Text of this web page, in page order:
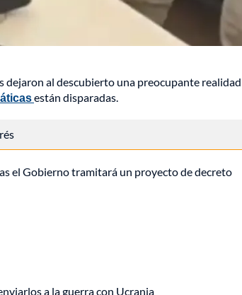
dejaron al descubierto una preocupante realidad
están disparadas.
el Gobierno tramitará un proyecto de decreto
a la guerra con Ucrania